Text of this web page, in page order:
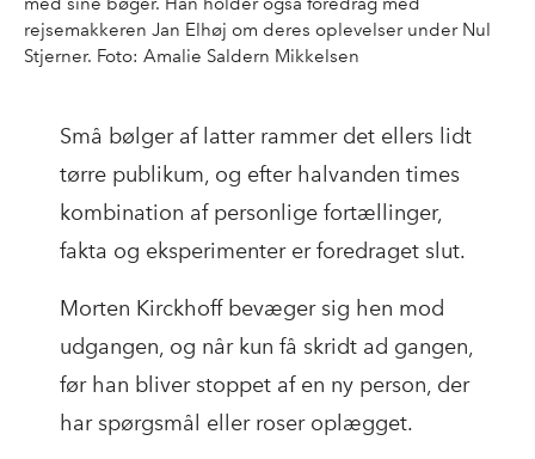
rejsemakkeren Jan Elhøj om deres oplevelser under Nul
Stjerner. Foto: Amalie Saldern Mikkelsen
Små bølger af latter rammer det ellers lidt
tørre publikum, og efter halvanden times
kombination af personlige fortællinger,
fakta og eksperimenter er foredraget slut.
Morten Kirckhoff bevæger sig hen mod
udgangen, og når kun få skridt ad gangen,
før han bliver stoppet af en ny person, der
har spørgsmål eller roser oplægget.